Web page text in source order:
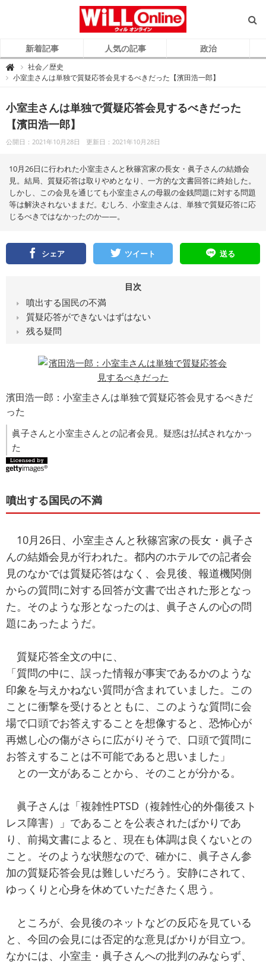
新着記事 人気の記事 政治

L
n
l
n
e
（
ウ
オ
ン
ラ
イ
ン
）
社会／歴史
小室圭さんは単独で質疑応答会見するべきだった【濱田浩一郎】
小室圭さんは単独で質疑応答会見するべきだった
【濱田浩一郎】
公開日：2021年10月28日 更新日：2021年10月28日
10月26日に行われた小室圭さんと秋篠宮家の長女・眞子さんの結婚会
見。結局、質疑応答は取りやめとなり、一方的な文書回答に終始した。
しかし、この会見を通じても小室圭さんの母親の金銭問題に対する問題
等は解決されないままだ。むしろ、小室圭さんは、単独で質疑応答に応
じるべきではなかったのか――。
シェア ツイート 送る
目次
噴出する国民の不満
質疑応答ができないはずはない
残る疑問
濱田浩一郎：小室圭さんは単独で質疑応答会見するべきだ
った
眞子さんと小室圭さんとの記者会見。疑惑は払拭されなかっ
た
噴出する国民の不満
10月26日、小室圭さんと秋篠宮家の長女・眞子さ
んの結婚会見が行われた。都内のホテルでの記者会
見のなかでは質疑応答はなく、会見後、報道機関側
からの質問に対する回答が文書で出された形となっ
た。そのような形となったのは、眞子さんの心の問
題にあったようだ。
質疑応答全文の中に、
「質問の中に、誤った情報が事実であるかのような
印象を与えかねない質問が含まれていました。この
ことに衝撃を受けるとともに、このような質問に会
場で口頭でお答えすることを想像すると、恐怖心が
再燃し心の傷がさらに広がりそうで、口頭で質問に
お答えすることは不可能であると思いました」
との一文があることから、そのことが分かる。
眞子さんは「複雑性PTSD（複雑性心的外傷後スト
レス障害）」であることを公表されたばかりであ
り、前掲文書によると、現在も体調は良くないとの
こと。そのような状態なので、確かに、眞子さん参
加の質疑応答会見は難しいだろう。安静にされて、
ゆっくりと心身を休めていただきたく思う。
ところが、会見後のネットなどの反応を見ている
と、今回の会見には否定的な意見ばかりが目立つ。
なかには、小室圭・眞子さんへの批判のみならず、